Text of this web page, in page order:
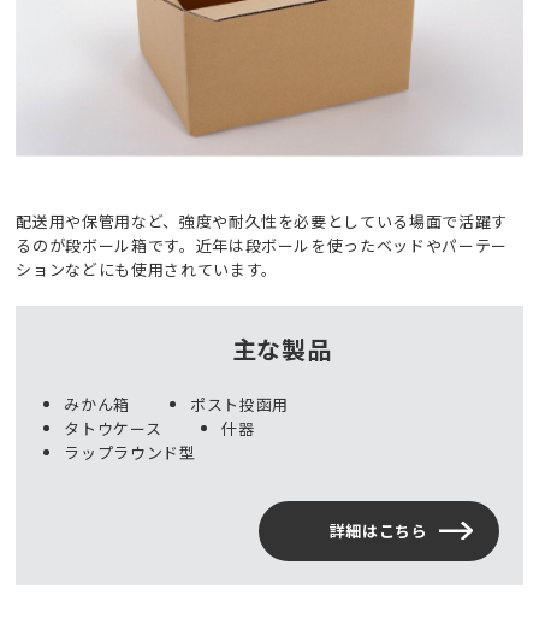
配送用や保管用など、強度や耐久性を必要としている場面で活躍す
るのが段ボール箱です。近年は段ボールを使ったベッドやパーテー
ションなどにも使用されています。
主な製品
みかん箱
ポスト投函用
タトウケース
什器
ラップラウンド型
詳細はこちら